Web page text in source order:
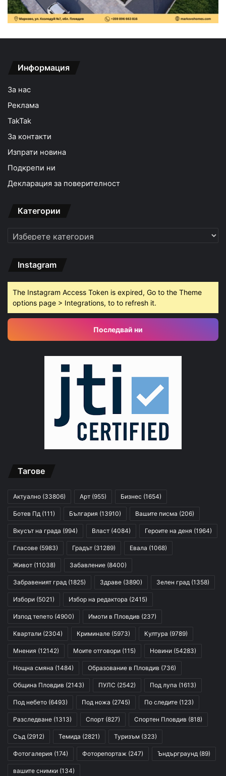
Информация
За нас
Реклама
TakTak
За контакти
Изпрати новина
Подкрепи ни
Декларация за поверителност
Категории
Категории
Instagram
The Instagram Access Token is expired, Go to the Theme
options page > Integrations, to to refresh it.
Последвай ни
Тагове
Актуално (33806) Арт (955) Бизнес (1654)
Ботев Пд (111) България (13910) Вашите писма (206)
Вкусът на града (994) Власт (4084) Героите на деня (1964)
Гласове (5983) Градът (31289) Евала (1068)
Живот (11038) Забавление (8400)
Забравеният град (1825) Здраве (3890) Зелен град (1358)
Избори (5021) Избор на редактора (2415)
Изпод тепето (4900) Имоти в Пловдив (237)
Квартали (2304) Криминале (5973) Култура (9789)
Мнения (12142) Моите отговори (115) Новини (54283)
Нощна смяна (1484) Образование в Пловдив (736)
Община Пловдив (2143) ПУЛС (2542) Под лупа (1613)
Под небето (6493) Под ножа (2745) По следите (123)
Разследване (1313) Спорт (827) Спортен Пловдив (818)
Съд (2912) Темида (2821) Туризъм (323)
Фотогалерия (174) Фоторепортаж (247) Ъндърграунд (89)
вашите снимки (134)